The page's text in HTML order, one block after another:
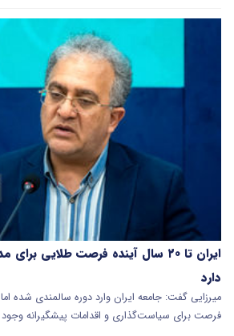
ایران تا ۲۰ سال آینده فرصت طلایی
دارد
فرصت برای سیاست‌گذاری و اقدامات پیشگیرانه